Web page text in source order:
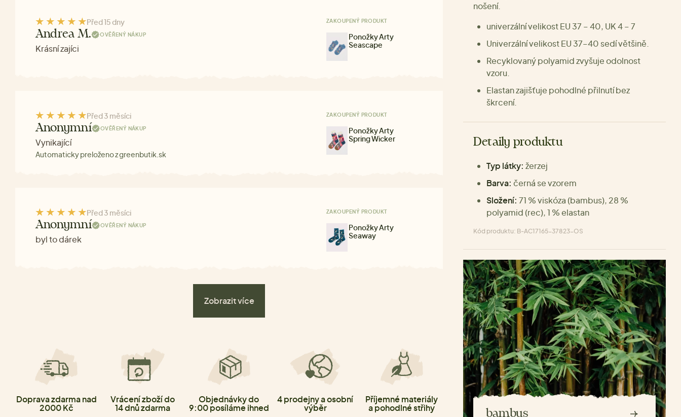
Před 15 dny
Andrea M. OVĚŘENÝ NÁKUP
Krásní zajíci
ZAKOUPENÝ PRODUKT
Ponožky Arty
Seascape
Před 3 měsíci
Anonymní OVĚŘENÝ NÁKUP
Vynikající
Automaticky preloženo z greenbutik.sk
ZAKOUPENÝ PRODUKT
Ponožky Arty
Spring Wicker
Před 3 měsíci
Anonymní OVĚŘENÝ NÁKUP
byl to dárek
ZAKOUPENÝ PRODUKT
Ponožky Arty
Seaway
Zobrazit více
Doprava zdarma nad
2000 Kč
Vrácení zboží do
14 dnů zdarma
Objednávky do
9:00 posíláme ihned
4 prodejny a osobní
výběr
Příjemné materiály
a pohodlné střihy
nošení.
univerzální velikost EU 37 – 40, UK 4 – 7
Univerzální velikost EU 37–40 sedí většině.
Recyklovaný polyamid zvyšuje odolnost
vzoru.
Elastan zajišťuje pohodlné přilnutí bez
škrcení.
Detaily produktu
Typ látky: žerzej
Barva: černá se vzorem
Složení: 71 % viskóza (bambus), 28 %
polyamid (rec), 1 % elastan
Kód produktu: B-AC17165-37823-OS
bambus